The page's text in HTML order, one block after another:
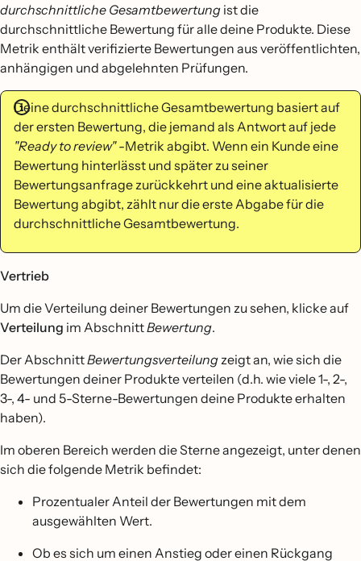
durchschnittliche Gesamtbewertung ist die
durchschnittliche Bewertung für alle deine Produkte. Diese
Metrik enthält verifizierte Bewertungen aus veröffentlichten,
anhängigen und abgelehnten Prüfungen.
Deine durchschnittliche Gesamtbewertung basiert auf
der ersten Bewertung, die jemand als Antwort auf jede
"Ready to review"-Metrik abgibt. Wenn ein Kunde eine
Bewertung hinterlässt und später zu seiner
Bewertungsanfrage zurückkehrt und eine aktualisierte
Bewertung abgibt, zählt nur die erste Abgabe für die
durchschnittliche Gesamtbewertung.
Vertrieb
Um die Verteilung deiner Bewertungen zu sehen, klicke auf
Verteilung im AbschnittBewertung.
Der AbschnittBewertungsverteilung zeigt an, wie sich die
Bewertungen deiner Produkte verteilen (d.h. wie viele 1-, 2-,
3-, 4- und 5-Sterne-Bewertungen deine Produkte erhalten
haben).
Im oberen Bereich werden die Sterne angezeigt, unter denen
sich die folgende Metrik befindet:
Prozentualer Anteil der Bewertungen mit dem
ausgewählten Wert.
Ob es sich um einen Anstieg oder einen Rückgang